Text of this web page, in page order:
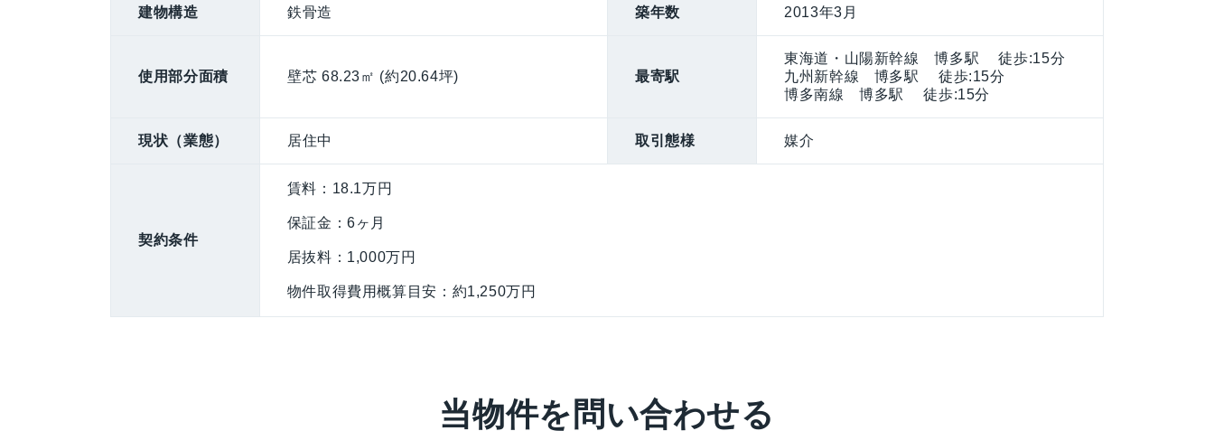
建物構造 鉄骨造 築年数 2013年3月
使用部分面積 壁芯 68.23㎡ (約20.64坪) 最寄駅
東海道・山陽新幹線 博多駅 徒歩:15分
九州新幹線 博多駅 徒歩:15分
博多南線 博多駅 徒歩:15分
現状（業態） 居住中 取引態様 媒介
契約条件
賃料：18.1万円
保証金：6ヶ月
居抜料：1,000万円
物件取得費用概算目安：約1,250万円
当物件を問い合わせる